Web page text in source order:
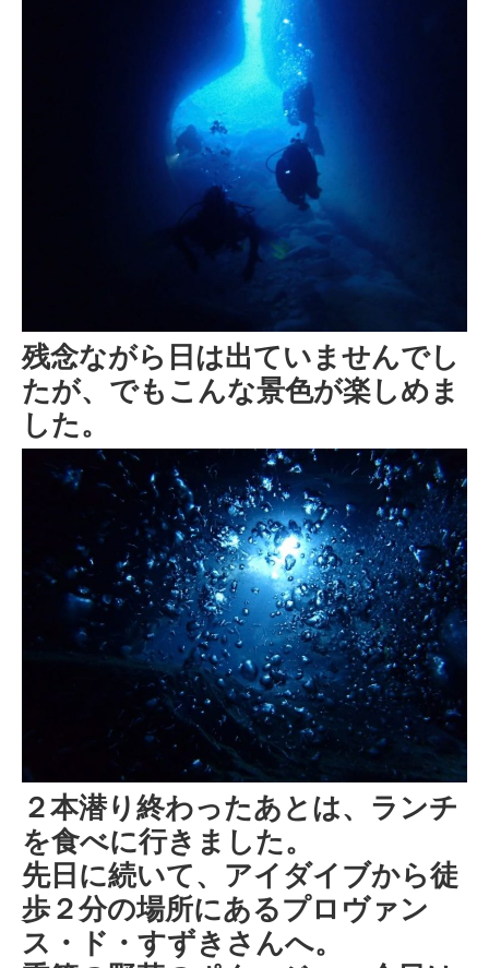
残念ながら日は出ていませんでし
たが、でもこんな景色が楽しめま
した。
２本潜り終わったあとは、ランチ
を食べに行きました。
先日に続いて、アイダイブから徒
歩２分の場所にあるプロヴァン
ス・ド・すずきさんへ。